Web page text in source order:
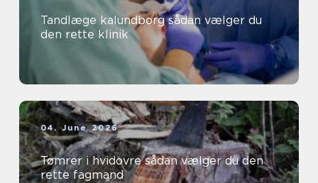
Tandlæge kalundborg sådan vælger du
den rette klinik
04. June 2026
Tømrer i hvidovre sådan vælger du den
rette fagmand